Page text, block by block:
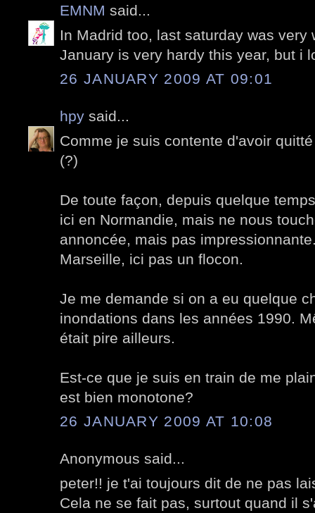
EMNM said...
In Madrid too, last saturday was very
January is very hardy this year, but i
26 JANUARY 2009 AT 09:01
hpy said...
Comme je suis contente d'avoir
(?)
De toute façon, depuis quelque
ici en Normandie, mais ne nous
annoncée, mais pas
Marseille, ici pas un flocon.
Je me demande si on a eu quelque
inondations dans les années 1990.
était pire ailleurs.
Est-ce que je suis en train de me
est bien monotone?
26 JANUARY 2009 AT 10:08
Anonymous said...
peter!! je t'ai toujours dit de ne pas
Cela ne se fait pas, surtout quand il